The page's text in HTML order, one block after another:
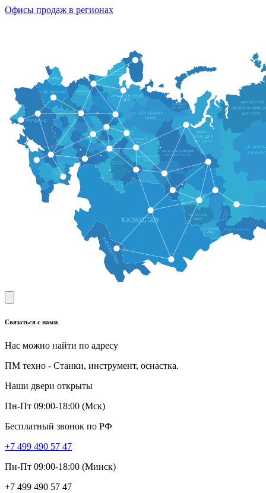
Офисы продаж в регионах
Связаться с нами
Нас можно найти по адресу
ПМ техно - Станки, инструмент, оснастка.
Наши двери открыты
Пн-Пт 09:00-18:00 (Мск)
Бесплатный звонок по РФ
+7 499 490 57 47
Пн-Пт 09:00-18:00 (Минск)
+7 499 490 57 47